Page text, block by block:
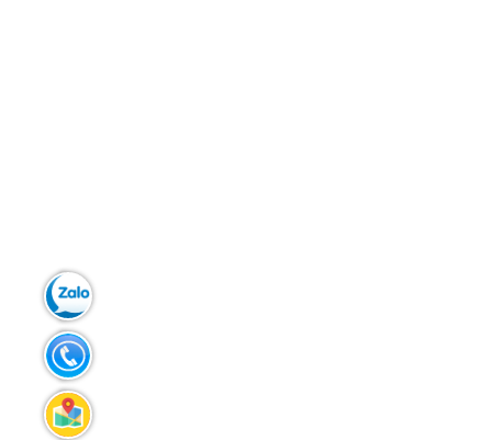
Zalo:
0913.272.798
Tel:
0947.952.386
Liên